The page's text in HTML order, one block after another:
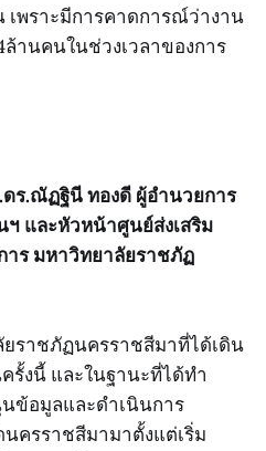
พราะมีการคาดการณ์ว่างาน
านคนในช่วงเวลาของการ
ร.ณัฏฐินี ทองดี ผู้อำนวยการ
และหัวหน้าศูนย์ส่งเสริม
าร มหาวิทยาลัยราชภัฏ
ราชภัฏนครราชสีมาที่ได้เดิน
รั้งนี้ และในฐานะที่ได้ทำ
ข้อมูลและดำเนินการ
ครราชสีมามาตั้งแต่เริ่ม